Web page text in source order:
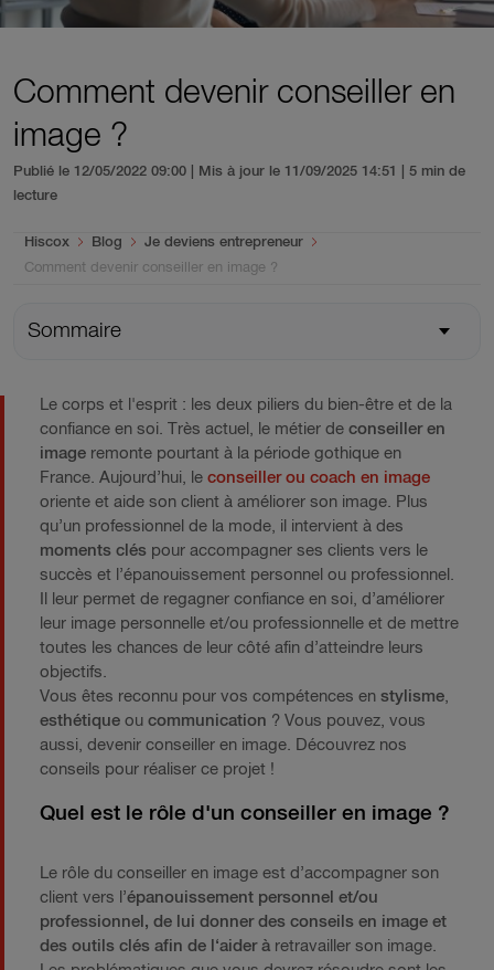
Comment devenir conseiller en
image ?
Publié le 12/05/2022 09:00 | Mis à jour le 11/09/2025 14:51
| 5 min de
lecture
You are here:
Hiscox Blog
Je deviens entrepreneur
Comment devenir conseiller en image ?
Sommaire
Le corps et l'esprit : les deux piliers du bien-être et de la
confiance en soi. Très actuel, le métier de conseiller en
image remonte pourtant à la période gothique en
France. Aujourd’hui, le conseiller ou coach en image
oriente et aide son client à améliorer son image. Plus
qu’un professionnel de la mode, il intervient à des
moments clés pour accompagner ses clients vers le
succès et l’épanouissement personnel ou professionnel.
Il leur permet de regagner confiance en soi, d’améliorer
leur image personnelle et/ou professionnelle et de mettre
toutes les chances de leur côté afin d’atteindre leurs
objectifs.
Vous êtes reconnu pour vos compétences en stylisme
esthétique ou communication ? Vous pouvez, vous
aussi, devenir conseiller en image. Découvrez nos
conseils pour réaliser ce projet !
Quel est le rôle d'un conseiller en image ?
Le rôle du conseiller en image est d’accompagner son
client vers l’épanouissement personnel et/ou
professionnel, de lui donner des conseils en image et
des outils clés afin de l‘aider à retravailler son image.